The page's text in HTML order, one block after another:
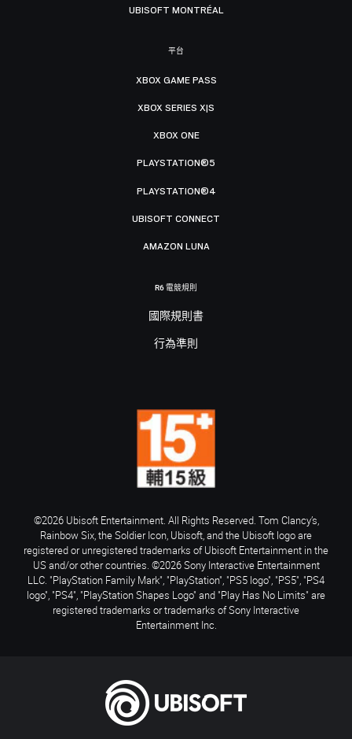
UBISOFT MONTRÉAL
平台
XBOX GAME PASS
XBOX SERIES X|S
XBOX ONE
PLAYSTATION®5
PLAYSTATION®4
UBISOFT CONNECT
AMAZON LUNA
R6 電競規則
國際規則書
行為準則
©2026 Ubisoft Entertainment. All Rights Reserved. Tom Clancy’s,
Rainbow Six, the Soldier Icon, Ubisoft, and the Ubisoft logo are
registered or unregistered trademarks of Ubisoft Entertainment in the
US and/or other countries. ©2026 Sony Interactive Entertainment
LLC. "PlayStation Family Mark", "PlayStation", "PS5 logo", "PS5", "PS4
logo", "PS4", "PlayStation Shapes Logo" and "Play Has No Limits" are
registered trademarks or trademarks of Sony Interactive
Entertainment Inc.